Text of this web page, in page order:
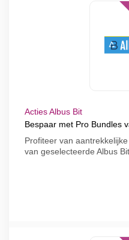
Acties Albus Bit
Bespaar met Pro Bundles
Profiteer van
van geselecteerde Albus